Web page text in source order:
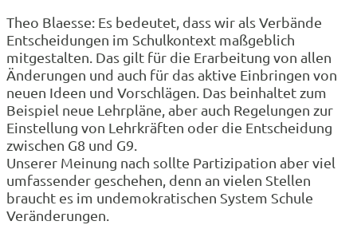
Theo Blaesse: Es bedeutet, dass wir als Verbände
Entscheidungen im Schulkontext maßgeblich
mitgestalten. Das gilt für die Erarbeitung von allen
Änderungen und auch für das aktive Einbringen von
neuen Ideen und Vorschlägen. Das beinhaltet zum
Beispiel neue Lehrpläne, aber auch Regelungen zur
Einstellung von Lehrkräften oder die Entscheidung
zwischen G8 und G9.
Unserer Meinung nach sollte Partizipation aber viel
umfassender geschehen, denn an vielen Stellen
braucht es im undemokratischen System Schule
Veränderungen.